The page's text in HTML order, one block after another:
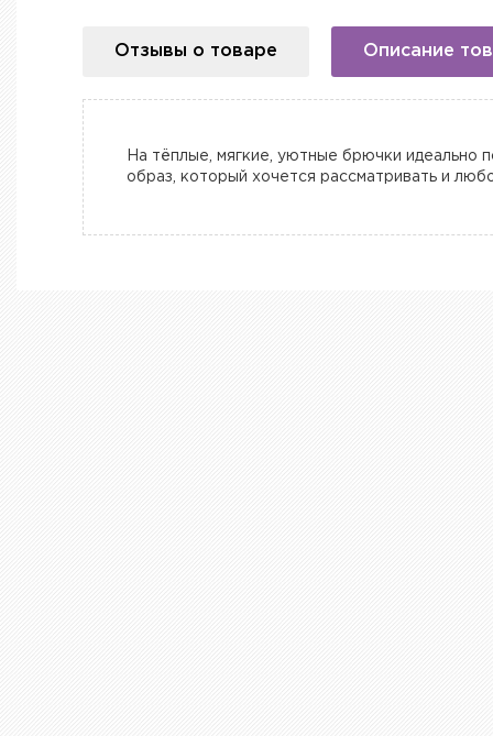
Отзывы о товаре Описание
На тёплые, мягкие, уютные брючки идеально
образ, который хочется рассматривать и